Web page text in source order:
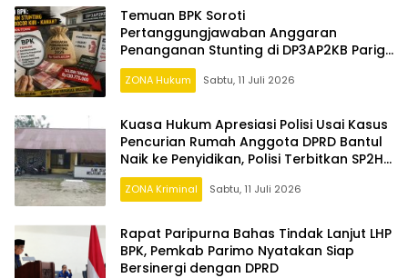
Temuan BPK Soroti
Pertanggungjawaban Anggaran
Penanganan Stunting di DP3AP2KB Parigi
Moutong
ZONA Hukum Sabtu, 11 Juli 2026
Kuasa Hukum Apresiasi Polisi Usai Kasus
Pencurian Rumah Anggota DPRD Bantul
Naik ke Penyidikan, Polisi Terbitkan SP2HP
Keempat
ZONA Kriminal Sabtu, 11 Juli 2026
Rapat Paripurna Bahas Tindak Lanjut LHP
BPK, Pemkab Parimo Nyatakan Siap
Bersinergi dengan DPRD